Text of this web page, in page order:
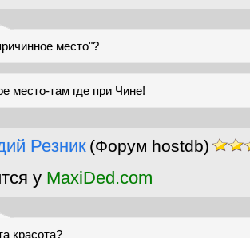
место"?
место-там где при Чине!
Резник (Форум hostdb)
у MaxiDed.com
красота?